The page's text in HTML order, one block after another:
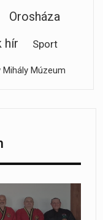
Orosháza
hír Sport
Mihály Múzeum